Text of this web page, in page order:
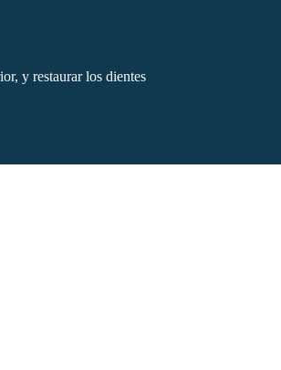
y restaurar los dientes